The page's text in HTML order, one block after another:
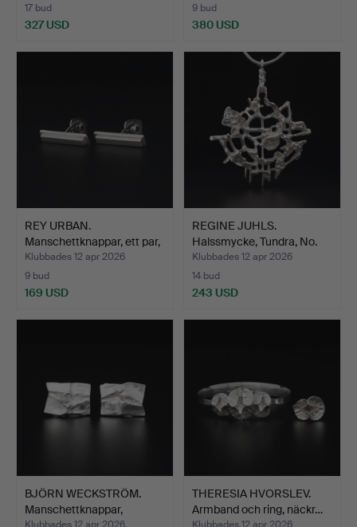
17 bud
327 USD
9 bud
380 USD
REY URBAN.
Manschettknappar, ett par,
silv…
Klubbades 12 apr 2026
9 bud
169 USD
REGINE JUHLS.
Halssmycke, Tundra, No.
654,…
Klubbades 12 apr 2026
14 bud
243 USD
BJÖRN WECKSTRÖM.
Manschettknappar,
Klubbades 12 apr 2026
THERESIA HVORSLEV.
Armband och ring, näckr…
Klubbades 12 apr 2026